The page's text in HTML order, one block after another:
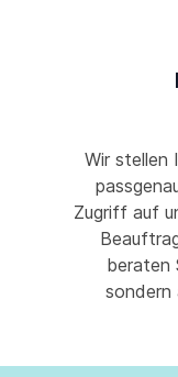
Wir stellen
Zugriff auf
beraten
sondern